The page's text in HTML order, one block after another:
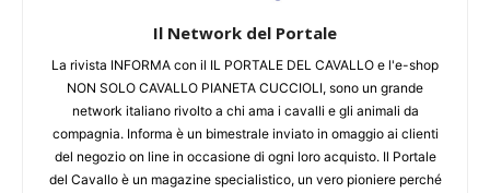
Il Network del Portale
La rivista INFORMA con il IL PORTALE DEL CAVALLO e l'e-shop
NON SOLO CAVALLO PIANETA CUCCIOLI, sono un grande
network italiano rivolto a chi ama i cavalli e gli animali da
compagnia. Informa è un bimestrale inviato in omaggio ai clienti
del negozio on line in occasione di ogni loro acquisto. Il Portale
del Cavallo è un magazine specialistico, un vero pioniere perché